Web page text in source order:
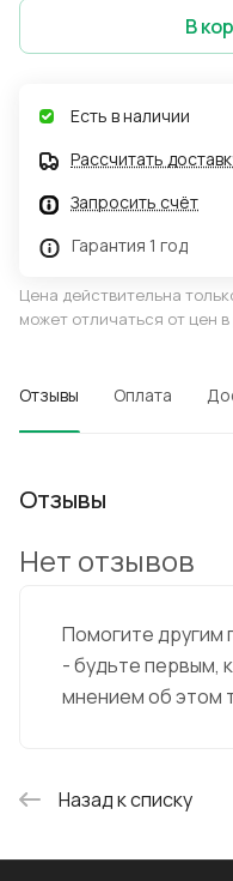
В
Есть в наличии
Рассчитать
Запросить счёт
Гарантия 1 год
Цена действительна
может отличаться от цен
Отзывы Оплата
Отзывы
Помогите другим
- будьте первым,
мнением об этом
Нет отзывов
Назад к списку